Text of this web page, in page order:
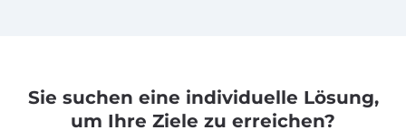
Sie suchen eine individuelle Lösung,
um Ihre Ziele zu erreichen?